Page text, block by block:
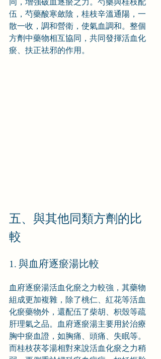
伍，芍藥酸寒斂陰，桂枝辛溫通陽，一
散一收，調和營衛，使氣血調和。整個
方劑中藥物相互協同，共同發揮活血化
瘀、扶正祛邪的作用。
五、與其他同類方劑的比
較
1. 與血府逐瘀湯比較
血府逐瘀湯活血化瘀之力較強，其藥物
組成更加複雜，除了桃仁、紅花等活血
化瘀藥物外，還配伍了柴胡、枳殼等疏
肝理氣之品。血府逐瘀湯主要用於治療
胸中瘀血證，如胸痛、頭痛、失眠等。
而桂枝茯苓湯相對來說活血化瘀之力稍